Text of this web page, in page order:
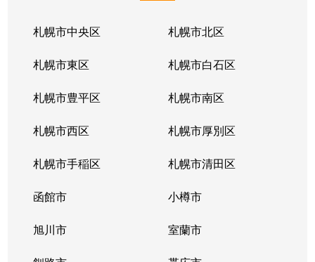
札幌市中央区 札幌市北区
札幌市東区 札幌市白石区
札幌市豊平区 札幌市南区
札幌市西区 札幌市厚別区
札幌市手稲区 札幌市清田区
函館市 小樽市
旭川市 室蘭市